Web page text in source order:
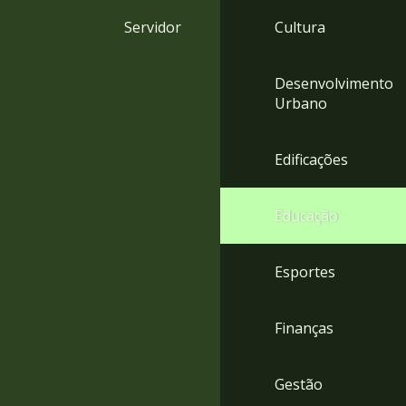
Servidor Cultura
Desenvolvimento
Urbano
Edificações
Educação
Esportes
Finanças
Gestão